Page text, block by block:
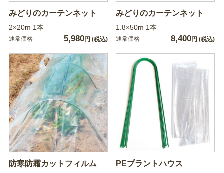
みどりのカーテンネット
2×20m 1本
通常価格 5,980円 (税込)
みどりのカーテンネット
1.8×50m 1本
通常価格 8,400円 (税込)
防寒防霜カットフィルム PEプラントハウス